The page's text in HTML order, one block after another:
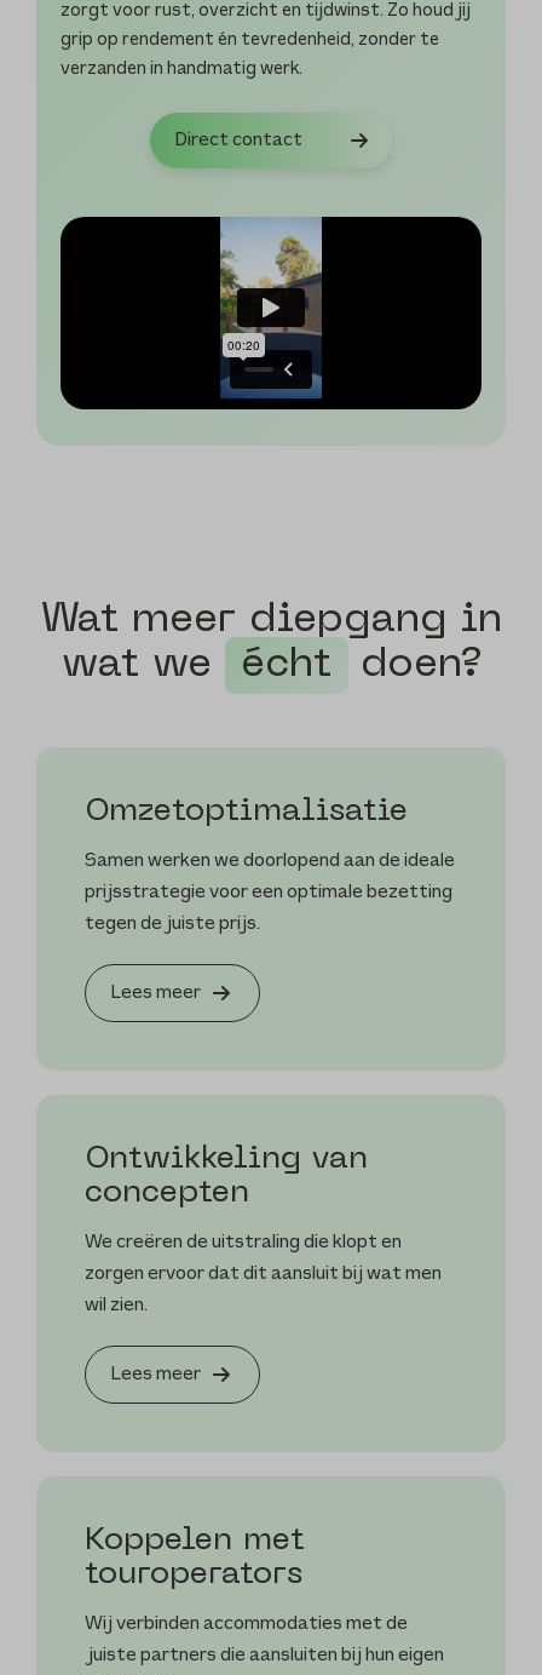
zorgt voor rust, overzicht en tijdwinst. Zo houd jij
grip op rendement én tevredenheid, zonder te
verzanden in handmatig werk.
Direct contact
Wat meer diepgang in
wat we
écht doen?
Omzet­optimalisatie
Samen werken we doorlopend aan de ideale
prijsstrategie voor een optimale bezetting
tegen de juiste prijs.
Lees meer
Ontwikkeling van
concepten
We creëren de uitstraling die klopt en
zorgen ervoor dat dit aansluit bij wat men
wil zien.
Lees meer
Koppelen met
touroperators
Wij verbinden accommodaties met de
juiste partners die aansluiten bij hun eigen